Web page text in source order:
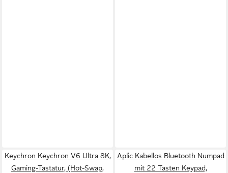
Keychron Keychron V6 Ultra 8K,
Gaming-Tastatur, (Hot-Swap,
Aplic Kabellos Bluetooth Numpad
mit 22 Tasten Keypad,